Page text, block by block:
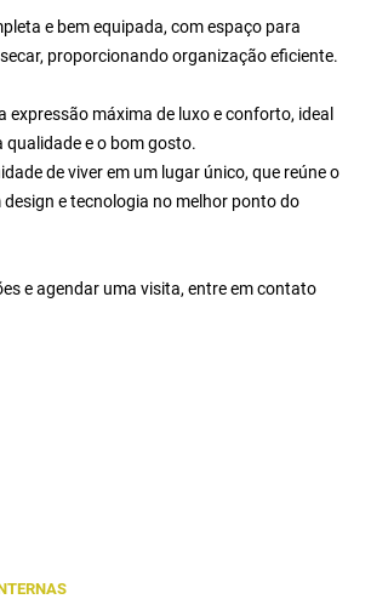
e bem equipada, com espaço para
proporcionando organização eficiente.
expressão máxima de luxo e conforto, ideal
qualidade e o bom gosto.
de viver em um lugar único, que reúne o
design e tecnologia no melhor ponto do
e agendar uma visita, entre em contato